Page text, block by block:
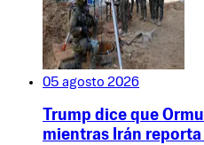
05 agosto 2026
Trump dice que
mientras Irán